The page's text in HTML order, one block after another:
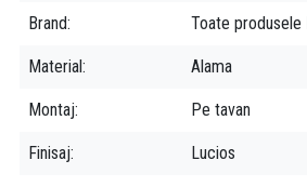
Consum optim de apă datorită
Unghi reglabil cu articulație cu bilă,
Instalare universală cu racord G 1/2
Specificații tehnice:
Cap de duș DN 15
Brand Toate produsele
Material Alama
Montaj Pe tavan
Finisaj Lucios